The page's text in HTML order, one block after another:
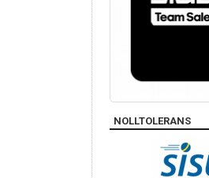
NOLLTOLERANS